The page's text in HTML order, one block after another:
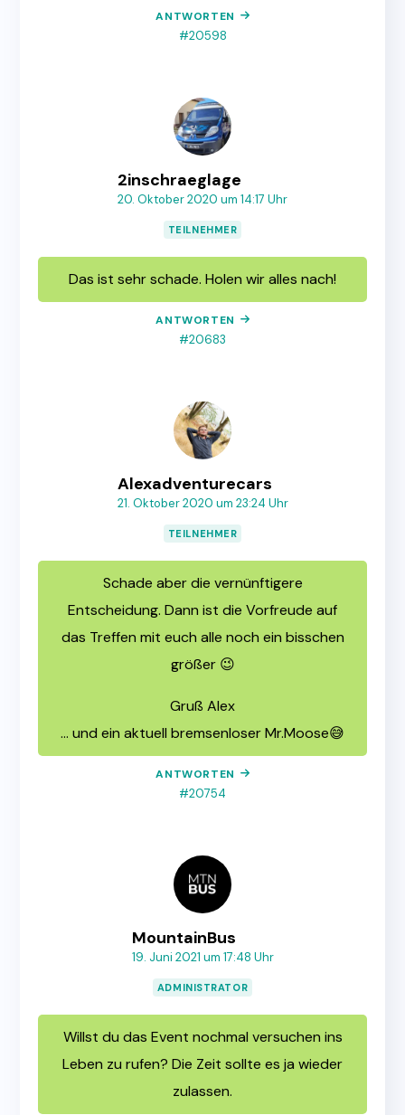
ANTWORTEN
#20598
2inschraeglage
20. Oktober 2020 um 14:17 Uhr
TEILNEHMER
Das ist sehr schade. Holen wir alles nach!
ANTWORTEN
#20683
Alexadventurecars
21. Oktober 2020 um 23:24 Uhr
TEILNEHMER
Schade aber die vernünftigere
Entscheidung. Dann ist die Vorfreude auf
das Treffen mit euch alle noch ein bisschen
größer 😉
Gruß Alex
… und ein aktuell bremsenloser Mr.Moose😅
ANTWORTEN
#20754
MountainBus
19. Juni 2021 um 17:48 Uhr
ADMINISTRATOR
Willst du das Event nochmal versuchen ins
Leben zu rufen? Die Zeit sollte es ja wieder
zulassen.